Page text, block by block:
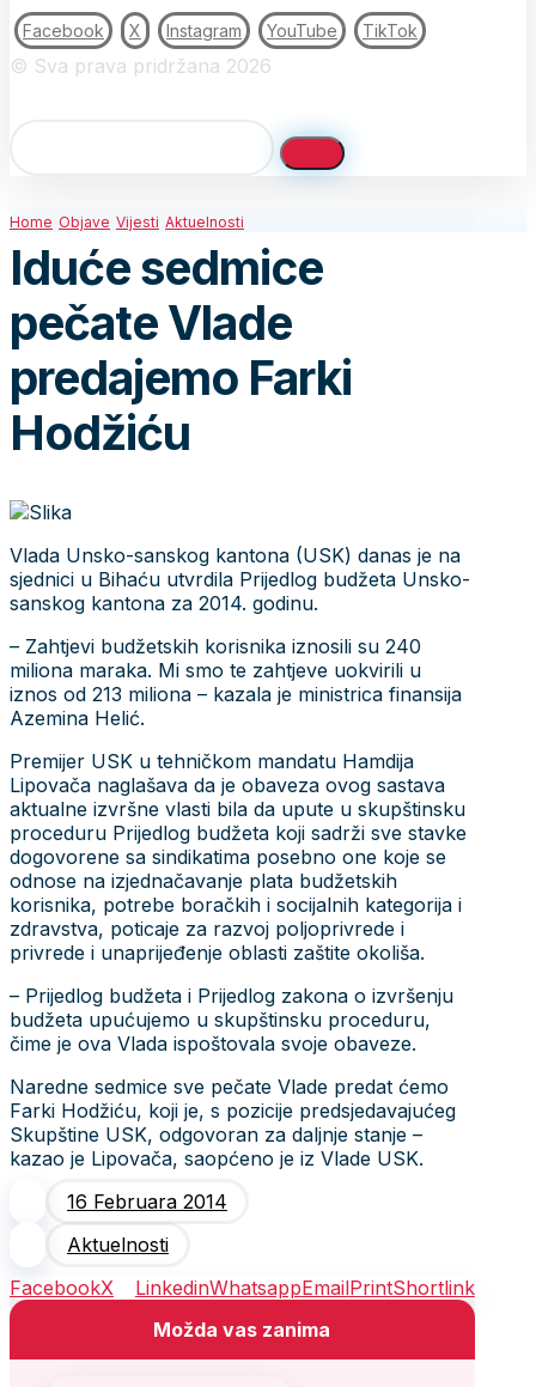
Facebook X Instagram YouTube TikTok
© Sva prava pridržana 2026
Home Objave Vijesti Aktuelnosti
Iduće sedmice
pečate Vlade
predajemo Farki
Hodžiću
Vlada Unsko-sanskog kantona (USK) danas je na
sjednici u Bihaću utvrdila Prijedlog budžeta Unsko-
sanskog kantona za 2014. godinu.
– Zahtjevi budžetskih korisnika iznosili su 240
miliona maraka. Mi smo te zahtjeve uokvirili u
iznos od 213 miliona – kazala je ministrica finansija
Azemina Helić.
Premijer USK u tehničkom mandatu Hamdija
Lipovača naglašava da je obaveza ovog sastava
aktualne izvršne vlasti bila da upute u skupštinsku
proceduru Prijedlog budžeta koji sadrži sve stavke
dogovorene sa sindikatima posebno one koje se
odnose na izjednačavanje plata budžetskih
korisnika, potrebe boračkih i socijalnih kategorija i
zdravstva, poticaje za razvoj poljoprivrede i
privrede i unaprijeđenje oblasti zaštite okoliša.
– Prijedlog budžeta i Prijedlog zakona o izvršenju
budžeta upućujemo u skupštinsku proceduru,
čime je ova Vlada ispoštovala svoje obaveze.
Naredne sedmice sve pečate Vlade predat ćemo
Farki Hodžiću, koji je, s pozicije predsjedavajućeg
Skupštine USK, odgovoran za daljnje stanje –
kazao je Lipovača, saopćeno je iz Vlade USK.
16 Februara 2014
Aktuelnosti
FacebookX LinkedinWhatsappEmailPrintShortlink
Možda vas zanima